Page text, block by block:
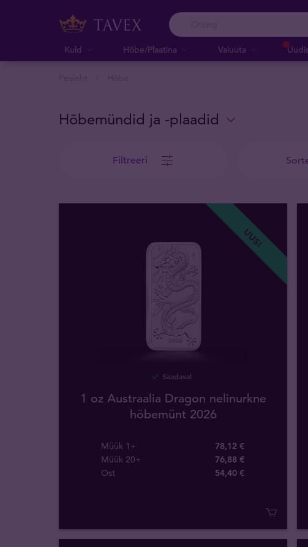
Kuld Hõbe/Plaatina Valuuta
Hõbemündid ja -plaadid
Filtreeri
UUS!
Saadaval
1 oz Austraalia Dragon nelinurkne
hõbemünt 2026
Müük 1+
78,12 €
Müük 20+
76,88 €
Ost
54,40 €